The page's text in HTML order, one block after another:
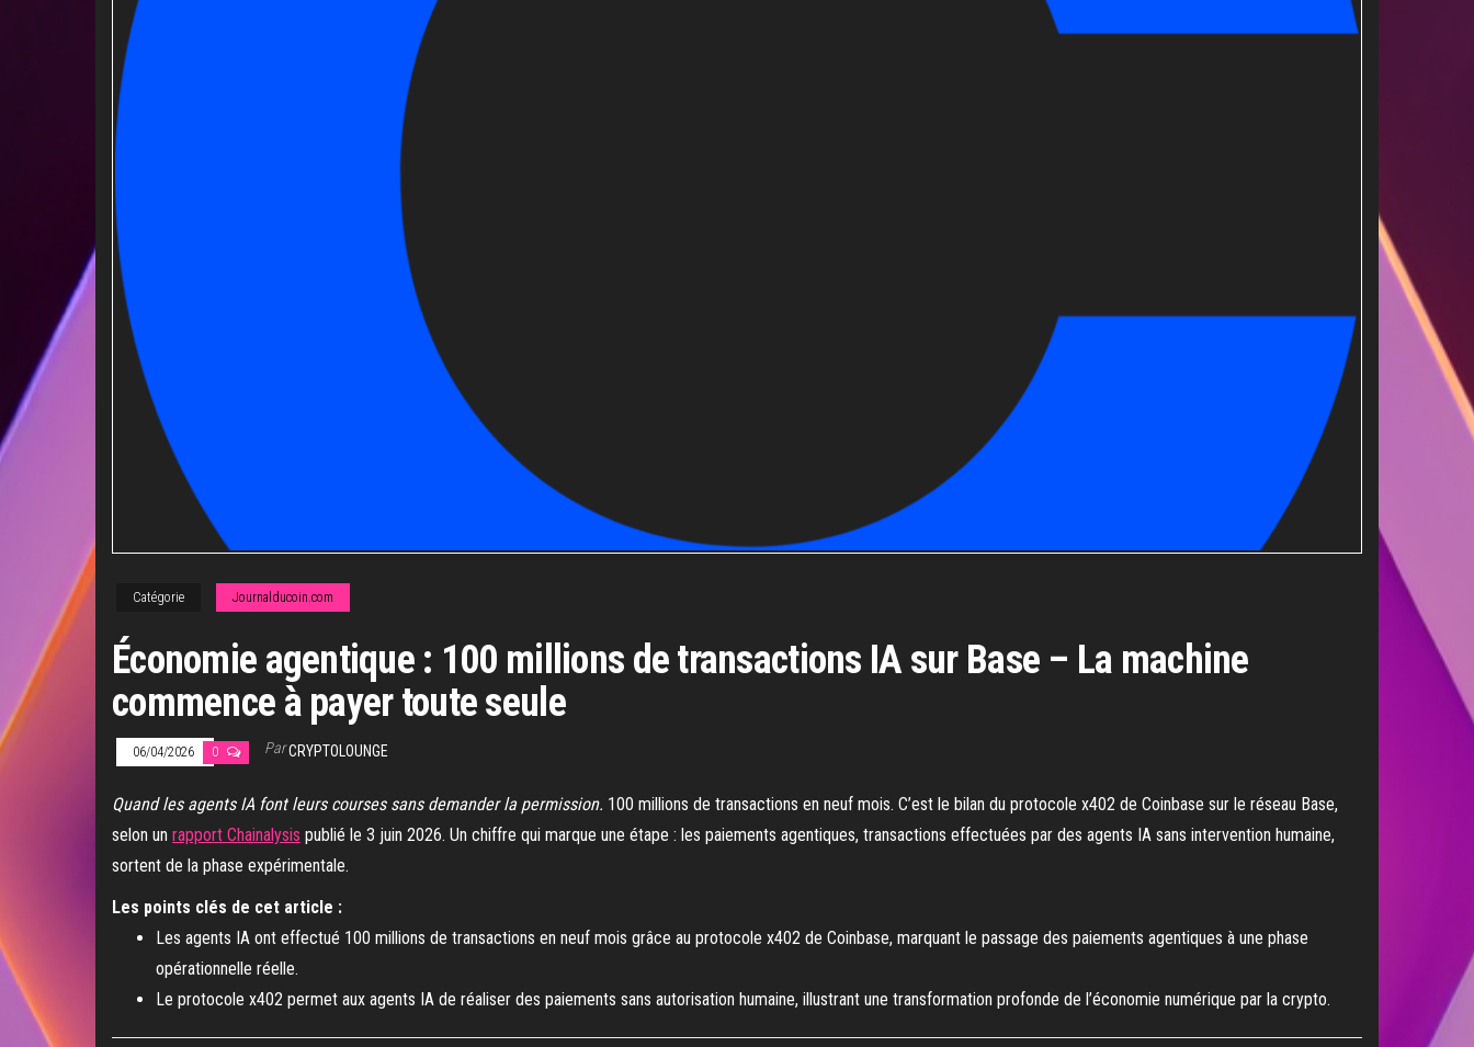
Catégorie Journalducoin.com
Économie agentique : 100 millions de transactions IA sur Base – La machine
commence à payer toute seule
06/04/2026 0 ParCRYPTOLOUNGE
Quand les agents IA font leurs courses sans demander la permission. 100 millions de transactions en neuf mois. C’est le bilan du protocole x402 de Coinbase sur le réseau Base,
selon un rapport Chainalysis publié le 3 juin 2026. Un chiffre qui marque une étape : les paiements agentiques, transactions effectuées par des agents IA sans intervention humaine,
sortent de la phase expérimentale.
Les points clés de cet article :
Les agents IA ont effectué 100 millions de transactions en neuf mois grâce au protocole x402 de Coinbase, marquant le passage des paiements agentiques à une phase
opérationnelle réelle.
Le protocole x402 permet aux agents IA de réaliser des paiements sans autorisation humaine, illustrant une transformation profonde de l’économie numérique par la crypto.